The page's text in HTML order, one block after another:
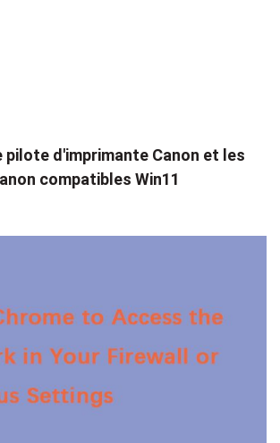
pilote d'imprimante Canon et les
compatibles Win11